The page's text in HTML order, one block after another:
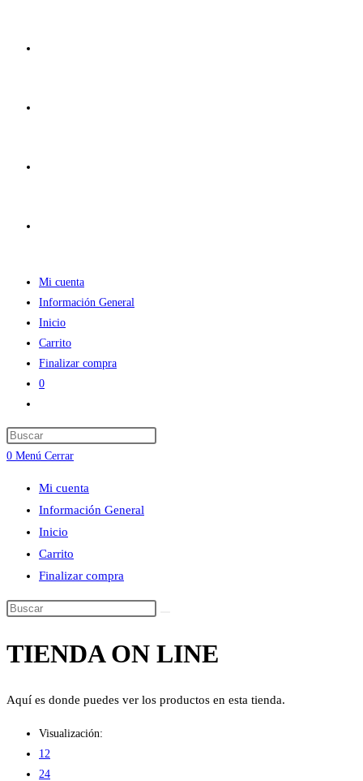
Mi cuenta
Información General
Inicio
Carrito
Finalizar compra
0
de
la
web
0 Menú Cerrar
Mi cuenta
Información General
Inicio
Carrito
Finalizar compra
Buscar
esta
TIENDA ON LINE
Aquí es donde puedes ver los productos en esta tienda.
Visualización:
12
24